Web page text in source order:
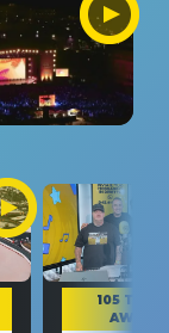
105 TAKE
AWAY